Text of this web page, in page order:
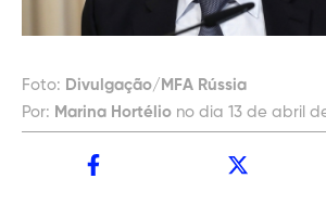
Foto: Divulgação/MFA Rússia
Por: Marina Hortélio no dia 13 de abril